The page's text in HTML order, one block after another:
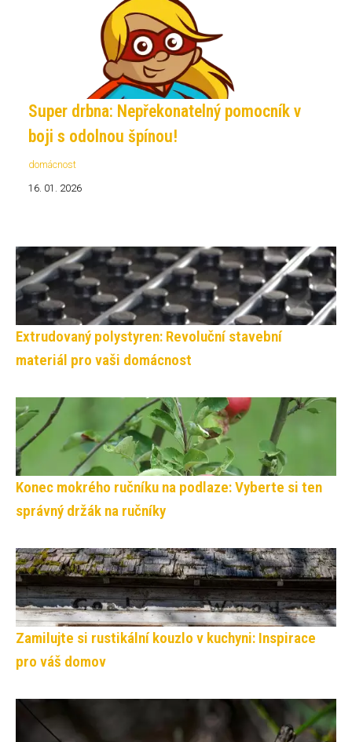
Super drbna: Nepřekonatelný pomocník v
boji s odolnou špínou!
domácnost
16. 01. 2026
Extrudovaný polystyren: Revoluční stavební
materiál pro vaši domácnost
Konec mokrého ručníku na podlaze: Vyberte si ten
správný držák na ručníky
Zamilujte si rustikální kouzlo v kuchyni: Inspirace
pro váš domov